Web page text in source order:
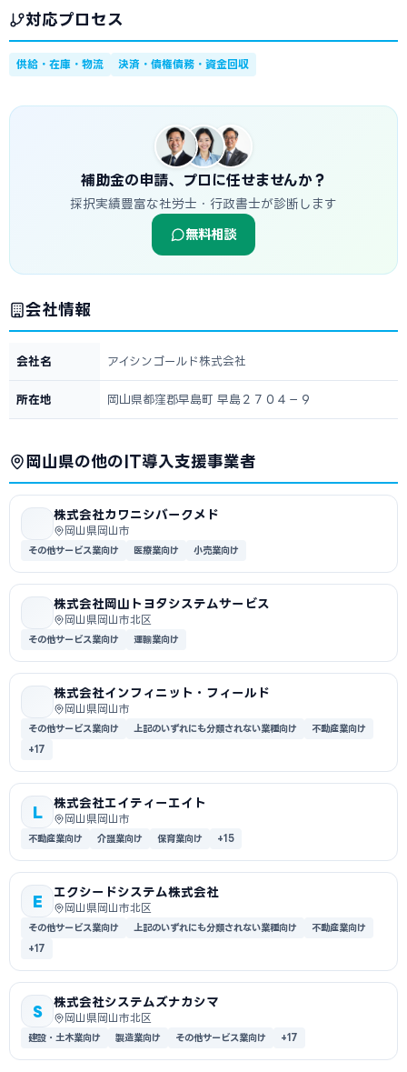
対応プロセス
供給・在庫・物流 決済・債権債務・資金回収
補助金の申請、プロに任せませんか？
採択実績豊富な社労士・行政書士が診断します
無料相談
会社情報
会社名 アイシンゴールド株式会社
所在地 岡山県都窪郡早島町 早島２７０４－９
岡山県の他のIT導入支援事業者
株式会社カワニシバークメド
岡山県岡山市
その他サービス業向け 医療業向け 小売業向け
株式会社岡山トヨタシステムサービス
岡山県岡山市北区
その他サービス業向け 運輸業向け
株式会社インフィニット・フィールド
岡山県岡山市
その他サービス業向け 上記のいずれにも分類されない業種向け
不動産業向け
+17
L
株式会社エイティーエイト
岡山県岡山市
不動産業向け 介護業向け 保育業向け +15
E
エクシードシステム株式会社
岡山県岡山市北区
その他サービス業向け 上記のいずれにも分類されない業種向け
不動産業向け
+17
S
株式会社システムズナカシマ
岡山県岡山市北区
建設・土木業向け 製造業向け その他サービス業向け +17